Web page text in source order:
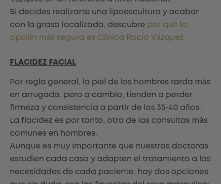
Si decides realizarte una lipoescultura y acabar
con la grasa localizada, descubre por qué la
opción más segura es Clínica Rocío Vázquez
FLACIDEZ FACIAL
Por regla general, la piel de los hombres tarda más
en arrugada, pero a cambio, tienden a perder
firmeza y consistencia a partir de los 35-40 años.
La flacidez es por tanto, otra de las consultas más
comunes en hombres.
Aunque es muy importante que nuestras doctoras
estudien cada caso y adapten el tratamiento a las
necesidades de cada paciente, hay dos opciones